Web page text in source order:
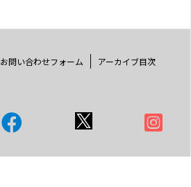
お問い合わせフォーム アーカイブ目次